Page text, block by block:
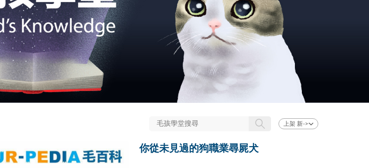
你從未見過的狗職業尋屍犬